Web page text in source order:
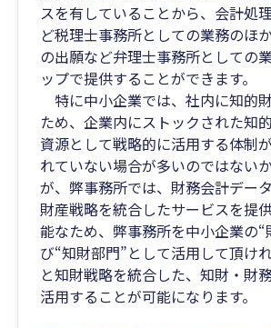
スを有していることから、会計処
ど税理士事務所としての業務のほ
の出願など弁理士事務所としての
ップで提供することができます。
特に中小企業では、社内に知的
ため、企業内にストックされた知
資源として戦略的に活用する体制
れていない場合が多いのではない
が、弊事務所では、財務会計デー
財産戦略を統合したサービスを提
能なため、弊事務所を中小企業の“
び“知財部門”として活用して頂け
と知財戦略を統合した、知財・財
活用することが可能になります。